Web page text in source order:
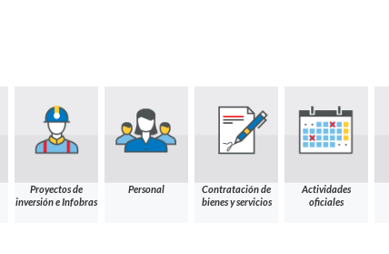
Proyectos de
inversión e Infobras
Personal
Contratación de
bienes y servicios
Actividades
oficiales